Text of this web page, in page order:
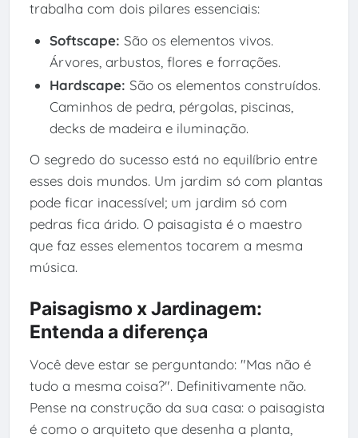
trabalha com dois pilares essenciais:
Softscape: São os elementos vivos.
Árvores, arbustos, flores e forrações.
Hardscape: São os elementos construídos.
Caminhos de pedra, pérgolas, piscinas,
decks de madeira e iluminação.
O segredo do sucesso está no equilíbrio entre
esses dois mundos. Um jardim só com plantas
pode ficar inacessível; um jardim só com
pedras fica árido. O paisagista é o maestro
que faz esses elementos tocarem a mesma
música.
Paisagismo x Jardinagem:
Entenda a diferença
Você deve estar se perguntando: "Mas não é
tudo a mesma coisa?". Definitivamente não.
Pense na construção da sua casa: o paisagista
é como o arquiteto que desenha a planta,